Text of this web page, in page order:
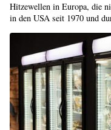
Hitzewellen in Europa, die
in den USA seit 1970 und